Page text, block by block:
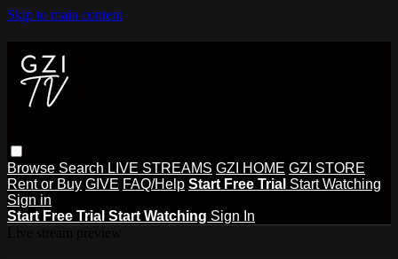
Skip to main content
Browse Search LIVE STREAMS GZI HOME GZI STORE
Rent or Buy GIVE FAQ/Help Start Free Trial Start Watching
Sign in
Start Free Trial Start Watching Sign In